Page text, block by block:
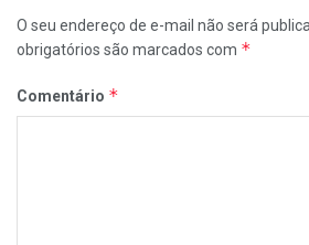
O seu endereço de e-mail não será
obrigatórios são marcados com *
Comentário *